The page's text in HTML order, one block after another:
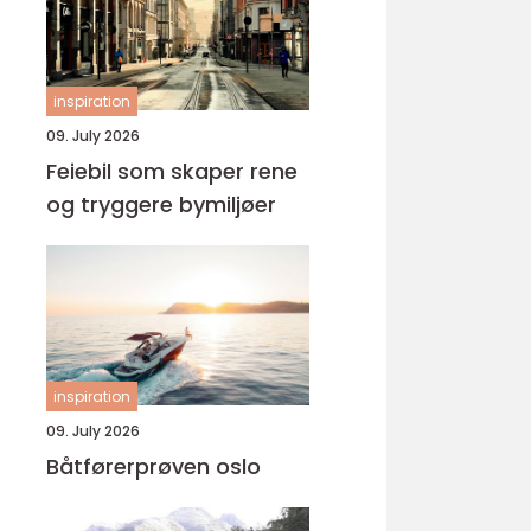
inspiration
09. July 2026
Feiebil som skaper rene
og tryggere bymiljøer
inspiration
09. July 2026
Båtførerprøven oslo